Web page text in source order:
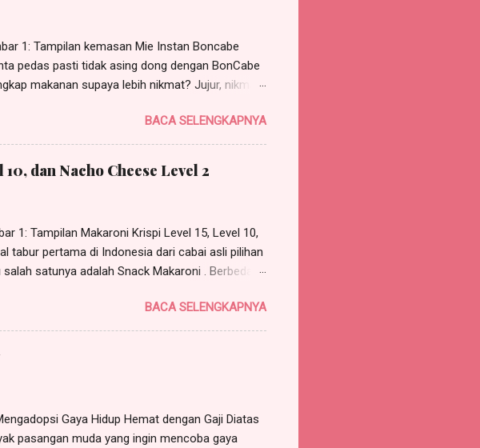
1: Tampilan kemasan Mie Instan Boncabe
pedas pasti tidak asing dong dengan BonCabe
makanan supaya lebih nikmat? Jujur, nikmat
punya produk spesial, yaitu Mie BonCabe . Tentu,
dong. Tanpa banyak berpikir saya pun
mie yang kenyal dan BonCabe yang pedas
banget untuk pecinta pedas. Mie ini dihadirkan
BACA SELENGKAPNYA
dan Nacho Cheese Level 2
1: Tampilan Makaroni Krispi Level 15, Level 10,
tabur pertama di Indonesia dari cabai asli pilihan
satunya adalah Snack Makaroni . Berbeda
merah seperti bumbu balado
untuk Snack Boncabe ini, yang mana
yang kasar seperti cabai giling. Rasanya enak
, bumbunya juga pas banget dan pastinya bikin
BACA SELENGKAPNYA
Gaya Hidup Hemat dengan Gaji Diatas
pasangan muda yang ingin mencoba gaya